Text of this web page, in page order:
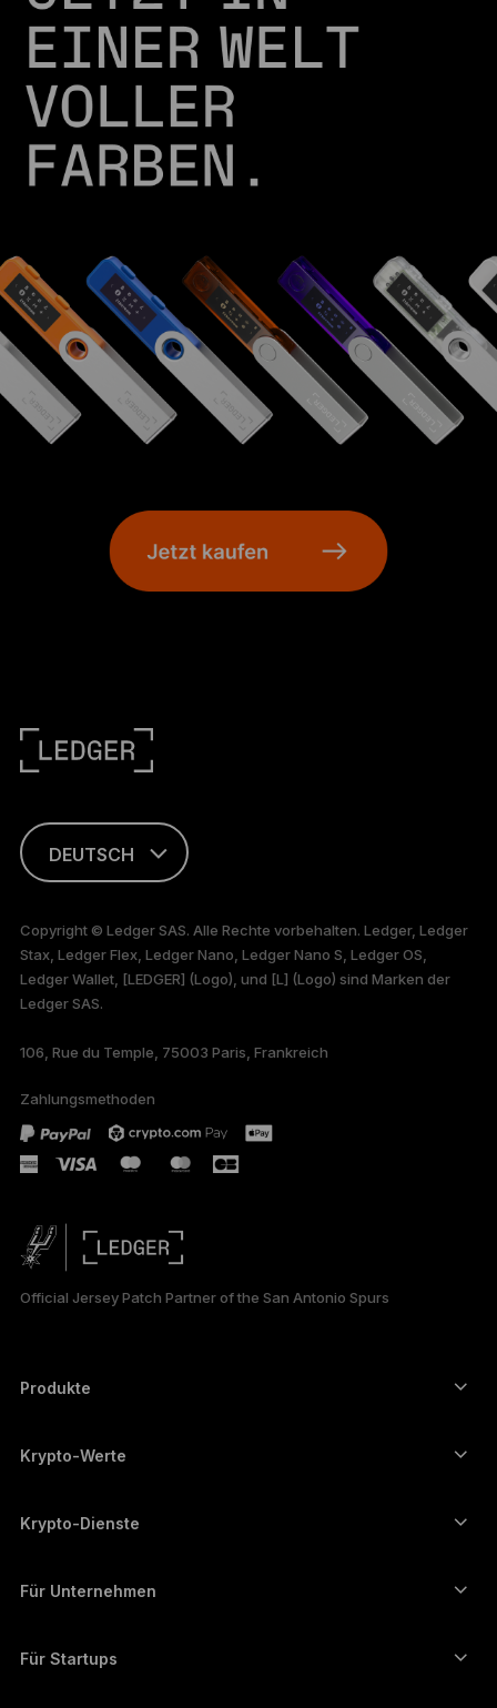
DEUTSCH
FRANÇAIS
TÜRKÇE
PORTUGUÊS
ESPAÑOL
РУССКИЙ
日本語
Copyright © Ledger SAS. Alle Rechte vorbehalten. Ledger, Ledger
Stax, Ledger Flex, Ledger Nano, Ledger Nano S, Ledger OS,
Ledger Wallet, [LEDGER] (Logo), und [L] (Logo) sind Marken der
Ledger SAS.
106, Rue du Temple, 75003 Paris, Frankreich
Zahlungsmethoden
Official Jersey Patch Partner of the San Antonio Spurs
Produkte
Hardware Wallet
Ledger Stax
Ledger Nano Classics
Bündel
Krypto-Werte
Ethereum-Wallet
Cardano-Wallet
Monero-Wallet
Krypto-Dienste
Kryptos kaufen
Kryptos umtauschen
Für Unternehmen
Für Startups